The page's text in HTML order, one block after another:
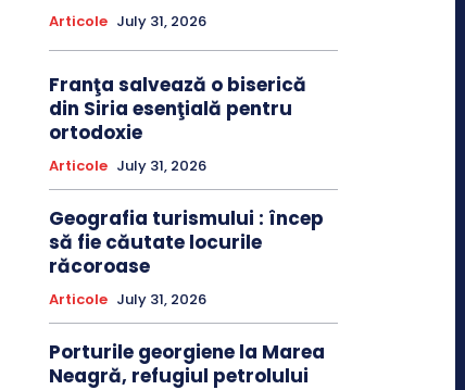
Articole July 31, 2026
Franţa salvează o biserică
din Siria esenţială pentru
ortodoxie
Articole July 31, 2026
Geografia turismului : încep
să fie căutate locurile
răcoroase
Articole July 31, 2026
Porturile georgiene la Marea
Neagră, refugiul petrolului